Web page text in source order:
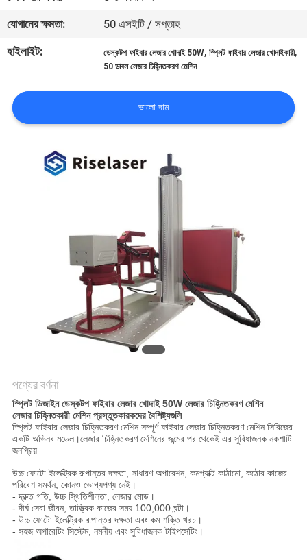
মান
নিয়ন্ত্রণ
যোগাযোগ
করুন
উদ্ধৃতির
РУССКИЙ
PRIVACY
POLICY
যোগানের ক্ষমতা:
50 এসইটি / সপ্তাহ
হাইলাইট:
ডেস্কটপ ফাইবার লেজার খোদাই 50W,স্প্লিট ফাইবার লেজার খোদাইকারী,
50 ডাবল লেজার চিহ্নিতকরণ মেশিন
ভালো দাম
পণ্যের বর্ণনা
স্প্লিট ডিজাইন ডেস্কটপ ফাইবার লেজার খোদাই 50W লেজার চিহ্নিতকরণ মেশিন
লেজার চিহ্নিতকারী মেশিন প্রস্তুতকারকদের বৈশিষ্ট্যগুলি
স্প্লিট ফাইবার লেজার চিহ্নিতকরণ মেশিন সম্পূর্ণ ফাইবার লেজার চিহ্নিতকরণ মেশিন সিরিজের
একটি অভিনব মডেল।লেজার চিহ্নিতকরণ মেশিনের জন্মের পর থেকেই এর সুবিধাজনক নকশাটি
জনপ্রিয়
উচ্চ ফোটো ইলেক্ট্রিক রূপান্তর দক্ষতা, সাধারণ অপারেশন, কমপ্যাক্ট কাঠামো, কঠোর কাজের
পরিবেশ সমর্থন, কোনও ভোগ্যপণ্য নেই।
- দ্রুত গতি, উচ্চ স্থিতিশীলতা, লেজার মোড।
- দীর্ঘ সেবা জীবন, তাত্ত্বিক কাজের সময় 100,000 ঘন্টা।
- উচ্চ ফোটো ইলেক্ট্রিক রূপান্তর দক্ষতা এবং কম শক্তি খরচ।
- সহজ অপারেটিং সিস্টেম, নমনীয় এবং সুবিধাজনক টাইপসেটিং।